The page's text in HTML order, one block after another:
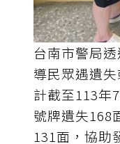
台南市警局
導民眾遇遺
計截至113年
號牌遺失168
131面，協助